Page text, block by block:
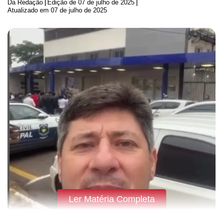
Da Redação Edição de 07 de julho de 2025
Atualizado em 07 de julho de 2025
Ler Matéria Completa